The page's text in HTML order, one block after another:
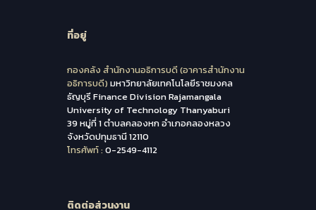
ที่อยู่
กองคลัง สำนักงานอธิการบดี (อาคารสำนักงาน
อธิการบดี) มหาวิทยาลัยเทคโนโลยีราชมงคล
ธัญบุรี Finance Division Rajamangala
University of Technology Thanyaburi
39 หมู่ที่ 1 ตำบลคลองหก อำเภอคลองหลวง
จังหวัดปทุมธานี 12110
โทรศัพท์ : 0-2549-4112
ติดต่อส่วนงาน